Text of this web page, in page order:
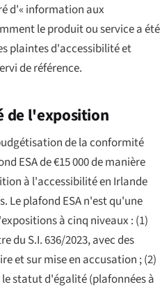
d'« information aux
le produit ou service a été
plaintes d'accessibilité et
de référence.
de l'exposition
de la conformité
ESA de €15 000 de manière
à l'accessibilité en Irlande
Le plafond ESA n'est qu'une
à cinq niveaux : (1)
du S.I. 636/2023, avec des
et sur mise en accusation ; (2)
statut d'égalité (plafonnées à